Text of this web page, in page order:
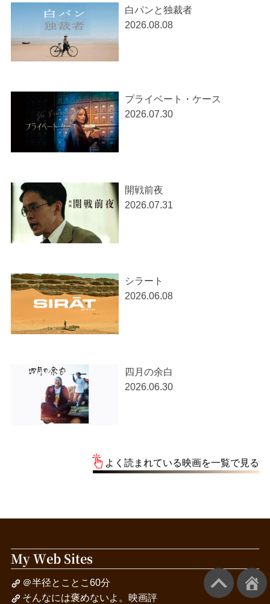
白パンと独裁者
2026.08.08
プライベート・ケース
2026.07.30
開戦前夜
2026.07.31
シラート
2026.06.08
四月の余白
2026.06.30
よく読まれている映画を一覧で見る
My Web Sites
＠半径とことこ60分
そんなには褒めないよ。映画評